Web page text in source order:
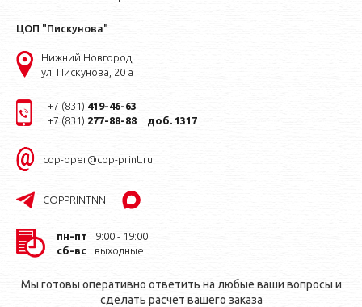
ЦОП "Пискунова"
Нижний Новгород,
ул. Пискунова, 20 а
+7 (831) 419-46-63
+7 (831) 277-88-88 доб. 1317
cop-oper@cop-print.ru
COPPRINTNN
пн-пт
9:00 - 19:00
сб-вс
выходные
Мы готовы оперативно ответить на любые ваши вопросы и
сделать расчет вашего заказа